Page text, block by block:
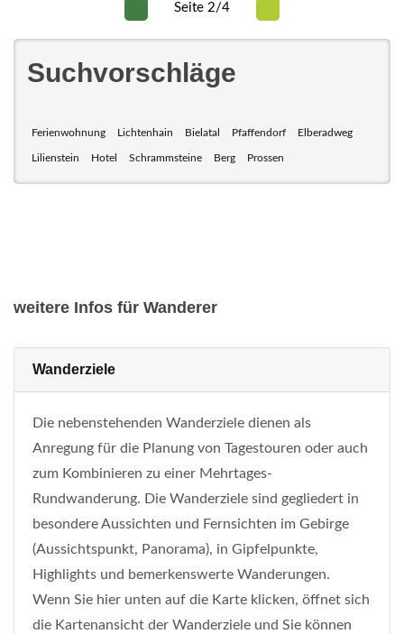
Seite 2/4
Suchvorschläge
Ferienwohnung Lichtenhain Bielatal Pfaffendorf Elberadweg
Lilienstein Hotel Schrammsteine Berg Prossen
weitere Infos für Wanderer
Wanderziele
Die nebenstehenden Wanderziele dienen als
Anregung für die Planung von Tagestouren oder auch
zum Kombinieren zu einer Mehrtages-
Rundwanderung. Die Wanderziele sind gegliedert in
besondere Aussichten und Fernsichten im Gebirge
(Aussichtspunkt, Panorama), in Gipfelpunkte,
Highlights und bemerkenswerte Wanderungen.
Wenn Sie hier unten auf die Karte klicken, öffnet sich
die Kartenansicht der Wanderziele und Sie können